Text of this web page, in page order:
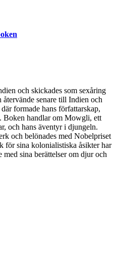
och skickades som sexåring
senare till Indien och
formade hans författarskap,
Boken handlar om Mowgli, ett
och hans äventyr i djungeln.
och belönades med Nobelpriset
för sina kolonialistiska åsikter har
sina berättelser om djur och